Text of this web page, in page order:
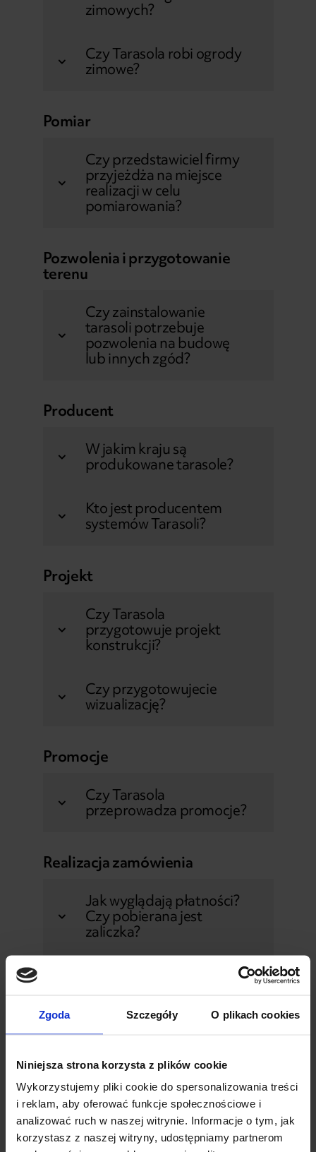
Zgoda Szczegóły O plikach cookies
Niniejsza strona korzysta z plików cookie
Wykorzystujemy pliki cookie do spersonalizowania treści
i reklam, aby oferować funkcje społecznościowe i
analizować ruch w naszej witrynie. Informacje o tym, jak
korzystasz z naszej witryny, udostępniamy partnerom
zimowych?
Czy Tarasola robi ogrody
zimowe?
Pomiar
Czy przedstawiciel firmy
przyjeżdża na miejsce
realizacji w celu
pomiarowania?
Pozwolenia i przygotowanie
terenu
Czy zainstalowanie
tarasoli potrzebuje
pozwolenia na budowę
lub innych zgód?
Producent
W jakim kraju są
produkowane tarasole?
Kto jest producentem
systemów Tarasoli?
Projekt
Czy Tarasola
przygotowuje projekt
konstrukcji?
Czy przygotowujecie
wizualizację?
Promocje
Czy Tarasola
przeprowadza promocje?
Realizacja zamówienia
Jak wyglądają płatności?
Czy pobierana jest
zaliczka?
Czy można doposażyć
Czy Tarasola
przygotowuje projekt
konstrukcji?